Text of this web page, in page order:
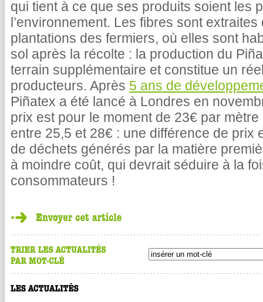
qui tient à ce que ses produits soient les
l’environnement. Les fibres sont
plantations des fermiers, où elles sont
sol après la récolte : la production du
terrain supplémentaire et constitue un
producteurs. Après 5 ans de
Piñatex a été lancé à Londres en
prix est pour le moment de 23€ par
entre 25,5 et 28€ : une différence de prix
de déchets générés par la matière
à moindre coût, qui devrait séduire à la
consommateurs !